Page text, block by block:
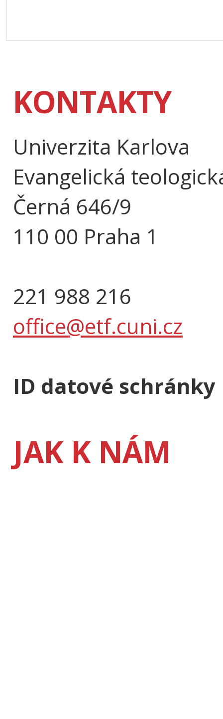
KONTAKTY
Univerzita Karlova
Evangelická
Černá 646/9
110 00 Praha 1
221 988 216
office@etf.cuni.cz
ID datové schránky
JAK K NÁM